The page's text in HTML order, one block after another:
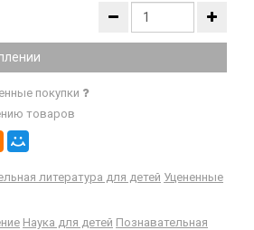
покупки
товаров
литература для детей Уцененные
Наука для детей Познавательная